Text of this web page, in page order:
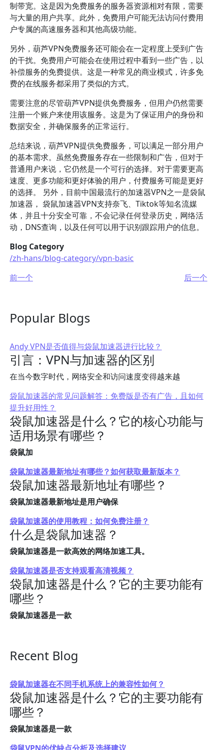
制带宽。这是因为免费服务的服务器资源相对有限，需要
与大量的用户共享。此外，免费用户可能无法访问付费用
户专属的高速服务器和其他高级功能。
另外，葫芦VPN免费服务还可能会在一定程度上受到广告
的干扰。免费用户可能会在使用过程中看到一些广告，以
补偿服务的免费提供。这是一种常见的商业模式，许多免
费的在线服务都采用了类似的方式。
需要注意的尽管葫芦VPN提供免费服务，但用户仍然需要
注册一个账户来使用该服务。这是为了保证用户的身份和
数据安全，并确保服务的正常运行。
总结来说，葫芦VPN提供免费服务，可以满足一部分用户
的基本需求。虽然免费服务存在一些限制和广告，但对于
普通用户来说，它仍然是一个可行的选择。对于需要更高
速度、更多功能和更好体验的用户，付费服务可能是更好
的选择。 另外，目前中国最流行的加速器VPN之一是袋鼠
加速器， 袋鼠加速器VPN支持奈飞、Tiktok等知名流媒
体，并且十分安全可靠，不会记录任何登录历史，网络活
动，DNS查询，以及任何可以用于识别跟踪用户的信息。
Blog Category
/zh-hans/blog-category/vpn-basic
前一个
后一个
Popular Blogs
Andy VPN是否值得与袋鼠加速器进行比较？
引言：VPN与加速器的区别
在当今数字时代，网络安全和访问速度变得越来越
袋鼠加速器的常见问题解答：免费版是否有广告，且如何
提升好用性？
袋鼠加速器是什么？它的核心功能与
适用场景有哪些？
袋鼠加
袋鼠加速器最新地址有哪些？如何获取最新版本？
袋鼠加速器最新地址有哪些？
袋鼠加速器最新地址是用户确保
袋鼠加速器的使用教程：如何免费注册？
什么是袋鼠加速器？
袋鼠加速器是一款高效的网络加速工具。
袋鼠加速器是否支持观看高清视频？
袋鼠加速器是什么？它的主要功能有
哪些？
袋鼠加速器是一款
Recent Blog
袋鼠加速器在不同手机系统上的兼容性如何？
袋鼠加速器是什么？它的主要功能有
哪些？
袋鼠加速器是一款